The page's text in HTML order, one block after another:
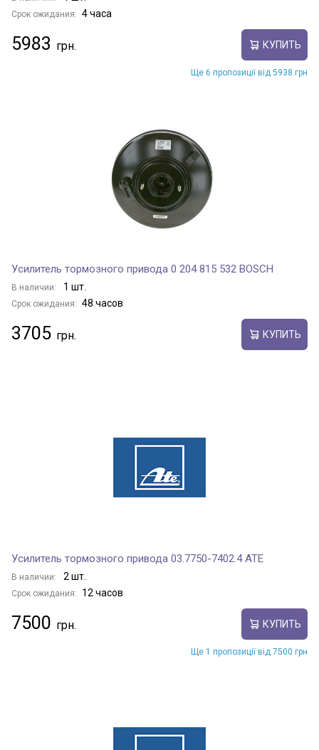
Срок ожидания: 4 часа
5983 КУПИТЬ
Ще 6 пропозиції від 5938 грн
Усилитель тормозного привода 0 204 815 532 BOSCH
В наличии: 1 шт.
Срок ожидания: 48 часов
3705 КУПИТЬ
Усилитель тормозного привода 03.7750-7402.4 ATE
В наличии: 2 шт.
Срок ожидания: 12 часов
7500 КУПИТЬ
Ще 1 пропозиції від 7500 грн